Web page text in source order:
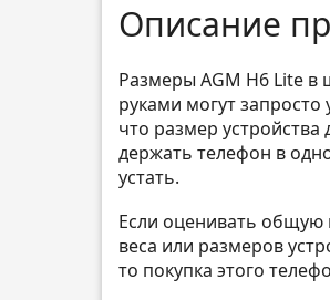
Описание
Размеры AGM H6 Lite
руками могут
что размер устройства
держать телефон в
устать.
Если оценивать общую
веса или размеров
то покупка этого